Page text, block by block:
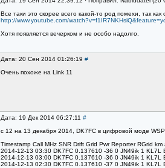
Все таки это скорее всего какой-то род помехи, так
http://www.youtube.com/
Хотя появляется вечерком и не особо надолго.
Дата: 20 Сен 2014 01:26:19 #
Очень похоже на Link 11
Дата: 19 Дек 2014 06:27:11 #
c 12 на 13 декабря 2014, DK7FC в цифровой моде
Timestamp Call MHz SNR Drift Grid Pwr Reporter RGrid km
2014-12-13 03:30 DK7FC 0.137610 -36 0 JN49ik 1 KL7L
2014-12-13 03:00 DK7FC 0.137610 -36 0 JN49ik 1 KL7L
2014-12-13 02:30 DK7FC 0.137610 -37 0 JN49ik 1 KL7L